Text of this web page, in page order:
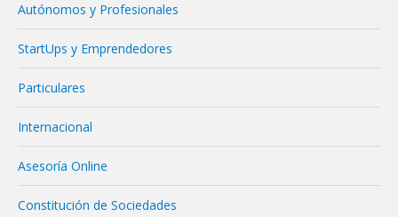
Autónomos y Profesionales
StartUps y Emprendedores
Particulares
Internacional
Asesoría Online
Constitución de Sociedades